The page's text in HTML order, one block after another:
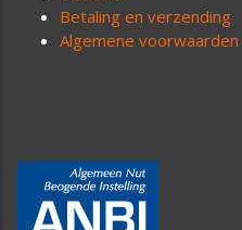
Betaling en verzending
Algemene voorwaarden